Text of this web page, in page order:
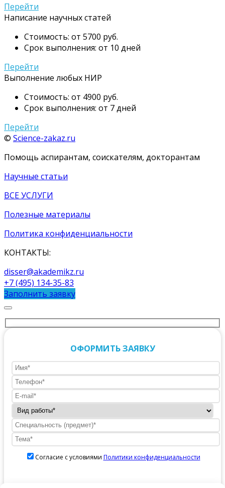
Перейти
Написание научных статей
Стоимость: от 5700 руб.
Срок выполнения: от 10 дней
Перейти
Выполнение любых НИР
Стоимость: от 4900 руб.
Срок выполнения: от 7 дней
Перейти
© Science-zakaz.ru
Помощь аспирантам, соискателям, докторантам
Научные статьи
ВСЕ УСЛУГИ
Полезные материалы
Политика конфиденциальности
КОНТАКТЫ:
disser@akademikz.ru
+7 (495) 134-35-83
Заполнить заявку
ОФОРМИТЬ ЗАЯВКУ
Согласие с условиями Политики конфиденциальности